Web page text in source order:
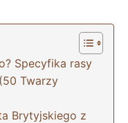
Specyfika rasy
Twarzy
Brytyjskiego z